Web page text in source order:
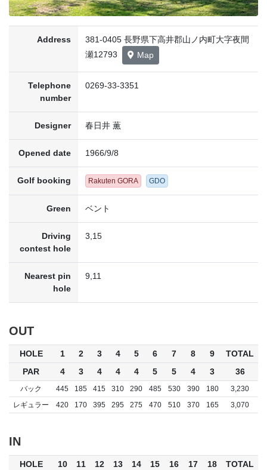
Address
381-0405 長野県下高井郡山ノ内町大字夜間
瀬12793
Map
Telephone
number
0269-33-3351
Designer 春日井 薫
Opened date 1966/9/8
Golf booking Rakuten GORA GDO
Green ベント
Driving
contest hole
3,15
Nearest pin
hole
9,11
OUT
HOLE 1 2 3 4 5 6 7 8 9
TOTAL
PAR
4 3 4 4 4 5 5 4 3 36
バック 445 185 415 310 290 485 530 390 180
3,230
レギュラー
420 170 395 295 275 470 510 370 165 3,070
IN
HOLE 10 11 12 13 14 15 16 17 18
TOTAL